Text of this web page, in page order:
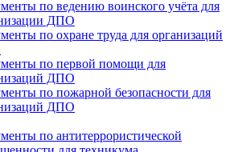
по ведению воинского учёта для
ДПО
по охране труда для организаций
по первой помощи для
ДПО
по пожарной безопасности для
ДПО
по антитеррористической